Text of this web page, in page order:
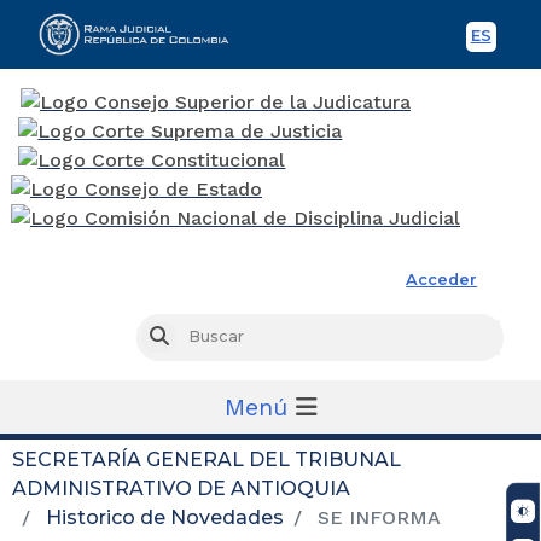
ES
Acceder
Buscar
Menú
SECRETARÍA GENERAL DEL TRIBUNAL
ADMINISTRATIVO DE ANTIOQUIA
Historico de Novedades
SE INFORMA